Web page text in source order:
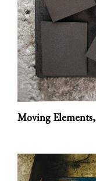
Moving Elements,